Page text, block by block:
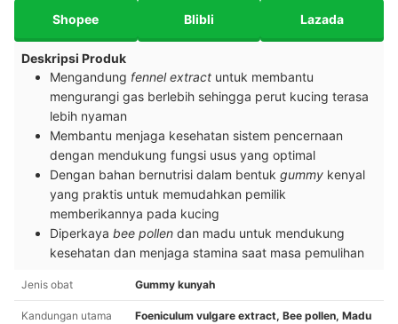
Shopee Blibli Lazada
Deskripsi Produk
Mengandung fennel extract untuk membantu
mengurangi gas berlebih sehingga perut kucing terasa
lebih nyaman
Membantu menjaga kesehatan sistem pencernaan
dengan mendukung fungsi usus yang optimal
Dengan bahan bernutrisi dalam bentuk gummy kenyal
yang praktis untuk memudahkan pemilik
memberikannya pada kucing
Diperkaya bee pollen dan madu untuk mendukung
kesehatan dan menjaga stamina saat masa pemulihan
Jenis obat Gummy kunyah
Kandungan utama Foeniculum vulgare extract, Bee pollen, Madu